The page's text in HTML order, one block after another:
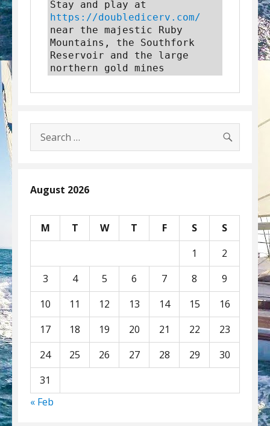
https://doubledicerv.com/
near the majestic Ruby
Mountains, the Southfork
Reservoir and the large
northern gold mines
Search
for:
August 2026
M T W T F S
S
1
2
3
4 5 6 7 8
9
10
11 12 13 14 15
16
17
18 19 20 21 22
23
24
25 26 27 28 29
30
31
« Feb